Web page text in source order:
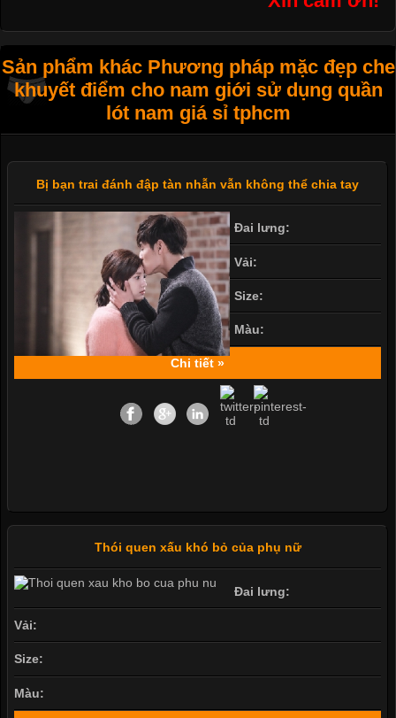
Sản phẩm khác Phương pháp mặc đẹp che
khuyết điểm cho nam giới sử dụng quần
lót nam giá sỉ tphcm
Bị bạn trai đánh đập tàn nhẫn vẫn không thể chia tay
Đai lưng:
Vải:
Size:
Màu:
Chi tiết »
Thói quen xấu khó bỏ của phụ nữ
Đai lưng:
Vải:
Size:
Màu: